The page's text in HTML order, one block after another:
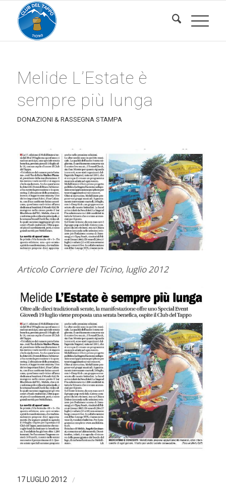
Melide L’Estate è
sempre più lunga
DONAZIONI & RASSEGNA STAMPA
Articolo Corriere del Ticino, luglio 2012
17 LUGLIO 2012 /